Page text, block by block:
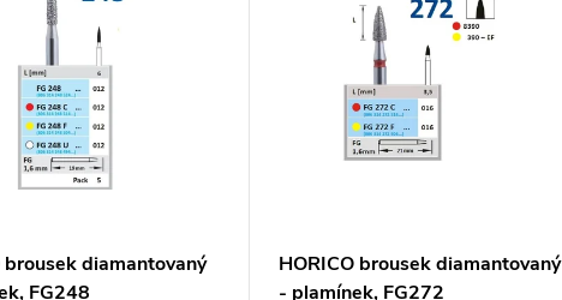
brousek diamantovaný
FG248
HORICO brousek diamantovaný
- plamínek, FG272